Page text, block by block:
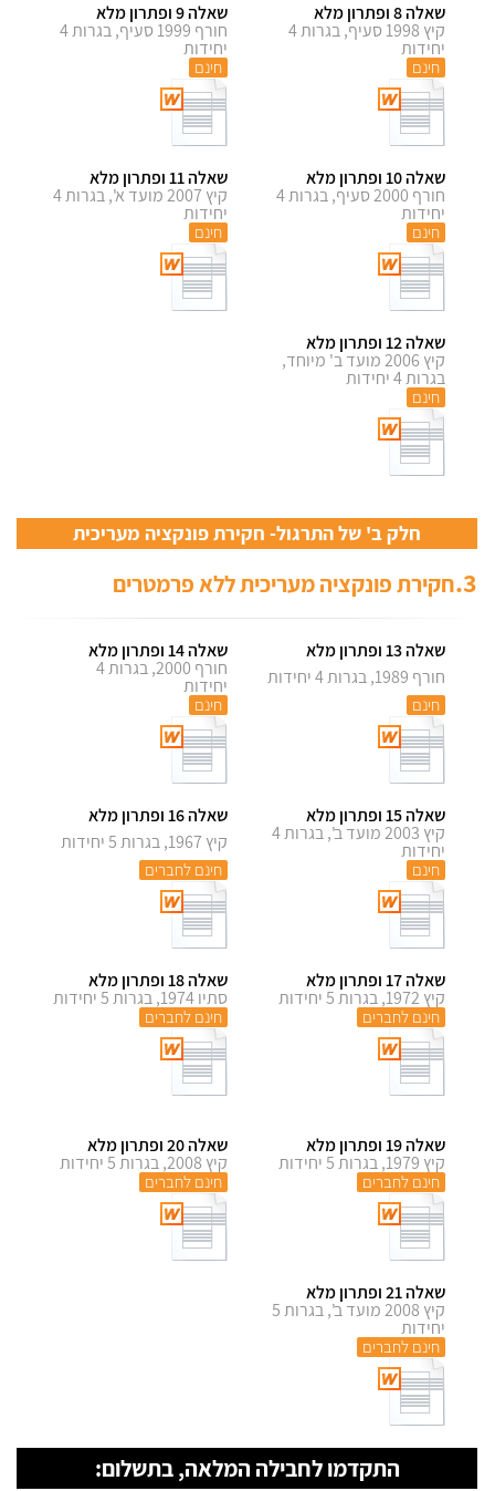
שאלה 8 ופתרון מלא
קיץ 1998 סעיף, בגרות 4
יחידות
חינם
שאלה 9 ופתרון מלא
חורף 1999 סעיף, בגרות 4
יחידות
חינם
שאלה 10 ופתרון מלא
חורף 2000 סעיף, בגרות 4
יחידות
חינם
שאלה 11 ופתרון מלא
קיץ 2007 מועד א', בגרות 4
יחידות
חינם
שאלה 12 ופתרון מלא
קיץ 2006 מועד ב' מיוחד,
בגרות 4 יחידות
חינם
חלק ב' של התרגול- חקירת פונקציה מעריכית
3. חקירת פונקציה מעריכית ללא פרמטרים
שאלה 13 ופתרון מלא
חורף 1989, בגרות 4 יחידות
חינם
שאלה 14 ופתרון מלא
חורף 2000, בגרות 4
יחידות
חינם
שאלה 15 ופתרון מלא
קיץ 2003 מועד ב', בגרות 4
יחידות
חינם
שאלה 16 ופתרון מלא
קיץ 1967, בגרות 5 יחידות
חינם לחברים
שאלה 17 ופתרון מלא
קיץ 1972, בגרות 5 יחידות
חינם לחברים
שאלה 18 ופתרון מלא
סתיו 1974, בגרות 5 יחידות
חינם לחברים
שאלה 19 ופתרון מלא
קיץ 1979, בגרות 5 יחידות
חינם לחברים
שאלה 20 ופתרון מלא
קיץ 2008, בגרות 5 יחידות
חינם לחברים
שאלה 21 ופתרון מלא
קיץ 2008 מועד ב', בגרות 5
יחידות
חינם לחברים
התקדמו לחבילה המלאה, בתשלום: